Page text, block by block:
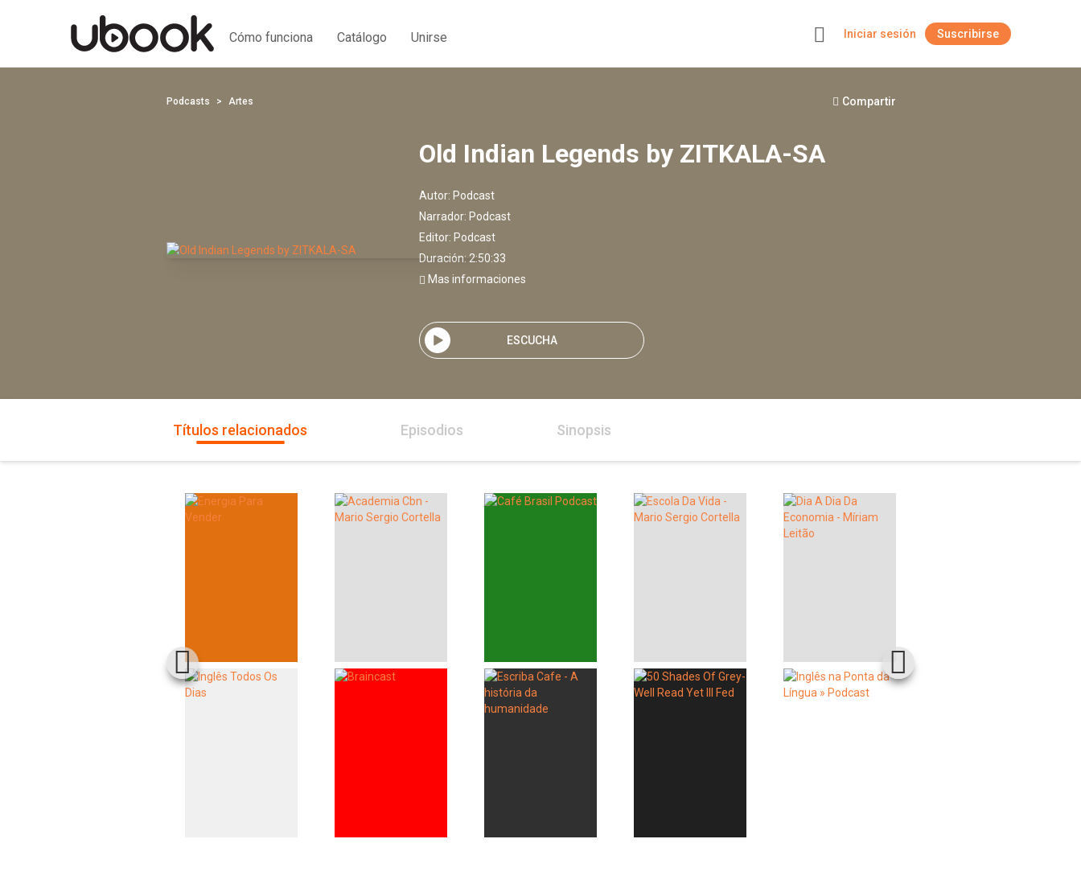
Cómo funciona Catálogo Unirse Iniciar sesión Suscribirse
Podcasts Artes Compartir
Old Indian Legends by ZITKALA-SA
Autor: Podcast
Narrador: Podcast
Editor: Podcast
Duración: 2:50:33
Mas informaciones
ESCUCHA
Títulos relacionados Episodios Sinopsis